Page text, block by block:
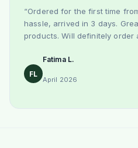
“Ordered for the first time
hassle, arrived in 3 days.
products. Will definitely order
FL
Fatima L.
April 2026